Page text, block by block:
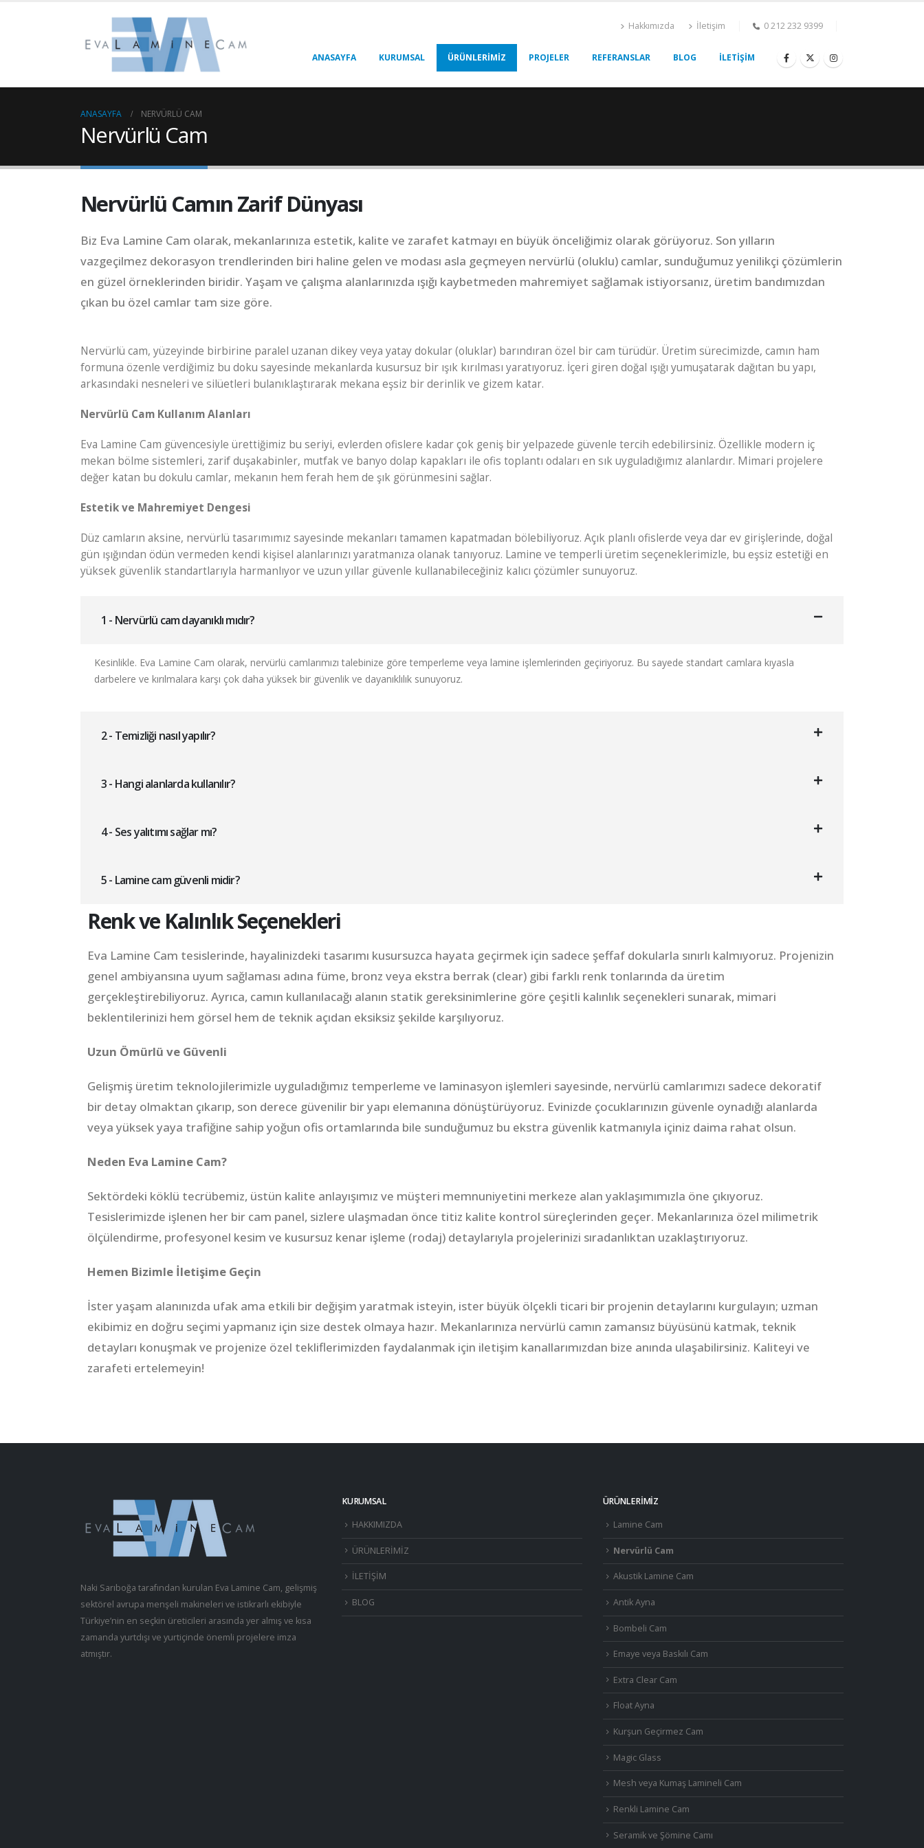
Hakkımızda İletişim 0 212 232 9399
ANASAYFA KURUMSAL ÜRÜNLERİMİZ PROJELER REFERANSLAR BLOG İLETİŞİM
ANASAYFA NERVÜRLÜ CAM
Nervürlü Cam
Nervürlü Camın Zarif Dünyası
Biz Eva Lamine Cam olarak, mekanlarınıza estetik, kalite ve zarafet katmayı en büyük önceliğimiz olarak görüyoruz. Son yılların
vazgeçilmez dekorasyon trendlerinden biri haline gelen ve modası asla geçmeyen nervürlü (oluklu) camlar, sunduğumuz yenilikçi çözümlerin
en güzel örneklerinden biridir. Yaşam ve çalışma alanlarınızda ışığı kaybetmeden mahremiyet sağlamak istiyorsanız, üretim bandımızdan
çıkan bu özel camlar tam size göre.
Nervürlü cam, yüzeyinde birbirine paralel uzanan dikey veya yatay dokular (oluklar) barındıran özel bir cam türüdür. Üretim sürecimizde, camın ham
formuna özenle verdiğimiz bu doku sayesinde mekanlarda kusursuz bir ışık kırılması yaratıyoruz. İçeri giren doğal ışığı yumuşatarak dağıtan bu yapı,
arkasındaki nesneleri ve silüetleri bulanıklaştırarak mekana eşsiz bir derinlik ve gizem katar.
Nervürlü Cam Kullanım Alanları
Eva Lamine Cam güvencesiyle ürettiğimiz bu seriyi, evlerden ofislere kadar çok geniş bir yelpazede güvenle tercih edebilirsiniz. Özellikle modern iç
mekan bölme sistemleri, zarif duşakabinler, mutfak ve banyo dolap kapakları ile ofis toplantı odaları en sık uyguladığımız alanlardır. Mimari projelere
değer katan bu dokulu camlar, mekanın hem ferah hem de şık görünmesini sağlar.
Estetik ve Mahremiyet Dengesi
Düz camların aksine, nervürlü tasarımımız sayesinde mekanları tamamen kapatmadan bölebiliyoruz. Açık planlı ofislerde veya dar ev girişlerinde, doğal
gün ışığından ödün vermeden kendi kişisel alanlarınızı yaratmanıza olanak tanıyoruz. Lamine ve temperli üretim seçeneklerimizle, bu eşsiz estetiği en
yüksek güvenlik standartlarıyla harmanlıyor ve uzun yıllar güvenle kullanabileceğiniz kalıcı çözümler sunuyoruz.
1 - Nervürlü cam dayanıklı mıdır?
Kesinlikle. Eva Lamine Cam olarak, nervürlü camlarımızı talebinize göre temperleme veya lamine işlemlerinden geçiriyoruz. Bu sayede standart camlara kıyasla
darbelere ve kırılmalara karşı çok daha yüksek bir güvenlik ve dayanıklılık sunuyoruz.
2 - Temizliği nasıl yapılır?
3 - Hangi alanlarda kullanılır?
4 - Ses yalıtımı sağlar mı?
5 - Lamine cam güvenli midir?
Renk ve Kalınlık Seçenekleri
Eva Lamine Cam tesislerinde, hayalinizdeki tasarımı kusursuzca hayata geçirmek için sadece şeffaf dokularla sınırlı kalmıyoruz. Projenizin
genel ambiyansına uyum sağlaması adına füme, bronz veya ekstra berrak (clear) gibi farklı renk tonlarında da üretim
gerçekleştirebiliyoruz. Ayrıca, camın kullanılacağı alanın statik gereksinimlerine göre çeşitli kalınlık seçenekleri sunarak, mimari
beklentilerinizi hem görsel hem de teknik açıdan eksiksiz şekilde karşılıyoruz.
Uzun Ömürlü ve Güvenli
Gelişmiş üretim teknolojilerimizle uyguladığımız temperleme ve laminasyon işlemleri sayesinde, nervürlü camlarımızı sadece dekoratif
bir detay olmaktan çıkarıp, son derece güvenilir bir yapı elemanına dönüştürüyoruz. Evinizde çocuklarınızın güvenle oynadığı alanlarda
veya yüksek yaya trafiğine sahip yoğun ofis ortamlarında bile sunduğumuz bu ekstra güvenlik katmanıyla içiniz daima rahat olsun.
Neden Eva Lamine Cam?
Sektördeki köklü tecrübemiz, üstün kalite anlayışımız ve müşteri memnuniyetini merkeze alan yaklaşımımızla öne çıkıyoruz.
Tesislerimizde işlenen her bir cam panel, sizlere ulaşmadan önce titiz kalite kontrol süreçlerinden geçer. Mekanlarınıza özel milimetrik
ölçülendirme, profesyonel kesim ve kusursuz kenar işleme (rodaj) detaylarıyla projelerinizi sıradanlıktan uzaklaştırıyoruz.
Hemen Bizimle İletişime Geçin
İster yaşam alanınızda ufak ama etkili bir değişim yaratmak isteyin, ister büyük ölçekli ticari bir projenin detaylarını kurgulayın; uzman
ekibimiz en doğru seçimi yapmanız için size destek olmaya hazır. Mekanlarınıza nervürlü camın zamansız büyüsünü katmak, teknik
detayları konuşmak ve projenize özel tekliflerimizden faydalanmak için iletişim kanallarımızdan bize anında ulaşabilirsiniz. Kaliteyi ve
zarafeti ertelemeyin!
Naki Sarıboğa tarafından kurulan Eva Lamine Cam, gelişmiş
sektörel avrupa menşeli makineleri ve istikrarlı ekibiyle
Türkiye’nin en seçkin üreticileri arasında yer almış ve kısa
zamanda yurtdışı ve yurtiçinde önemli projelere imza
atmıştır.
KURUMSAL
HAKKIMIZDA
ÜRÜNLERİMİZ
İLETİŞİM
BLOG
ÜRÜNLERİMİZ
Lamine Cam
Nervürlü Cam
Akustik Lamine Cam
Antik Ayna
Bombeli Cam
Emaye veya Baskılı Cam
Extra Clear Cam
Float Ayna
Kurşun Geçirmez Cam
Magic Glass
Mesh veya Kumaş Lamineli Cam
Renkli Lamine Cam
Seramik ve Şömine Camı